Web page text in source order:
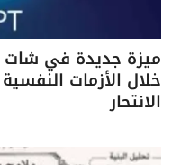
ميزة جديدة في شات
خلال الأزمات
الانتحار